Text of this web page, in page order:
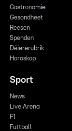
Gastronomie
Gesondheet
Reesen
Spenden
Déiererubrik
Horoskop
Sport
News
Live Arena
F1
Futtball